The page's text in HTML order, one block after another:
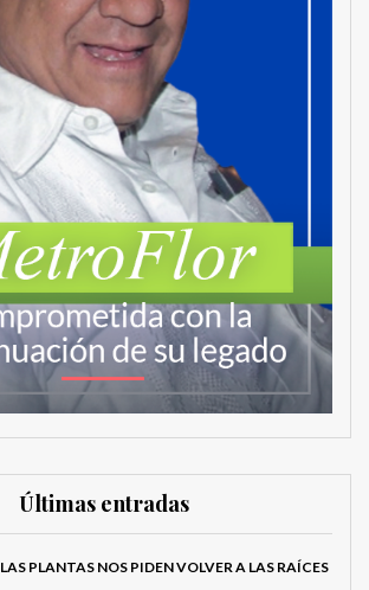
Últimas entradas
LAS PLANTAS NOS PIDEN VOLVER A LAS RAÍCES